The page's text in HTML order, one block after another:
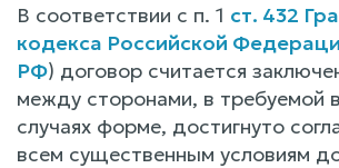
В соответствии с п. 1 ст. 432
кодекса Российской
РФ) договор считается
между сторонами, в требуемой
случаях форме, достигнуто
всем существенным условиям